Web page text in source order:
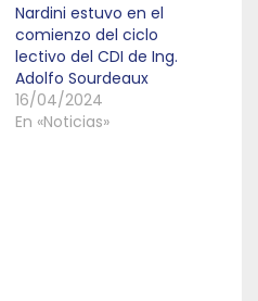
Nardini estuvo en el
comienzo del ciclo
lectivo del CDI de Ing.
Adolfo Sourdeaux
16/04/2024
En «Noticias»